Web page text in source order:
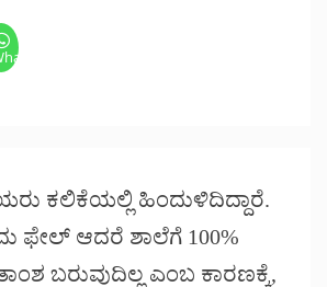
ಕಲಿಕೆಯಲ್ಲಿ ಹಿಂದುಳಿದಿದ್ದಾರೆ.
ಫೇಲ್ ಆದರೆ ಶಾಲೆಗೆ 100%
ಬರುವುದಿಲ್ಲ ಎಂಬ ಕಾರಣಕ್ಕೆ,